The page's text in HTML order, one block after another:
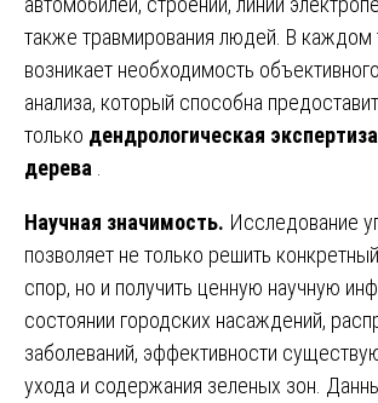
также травмирования людей. В каждом
возникает необходимость
анализа, который способна
только дендрологическая
дерева
Научная значимость. Исследование
позволяет не только решить
спор, но и получить ценную научную
состоянии городских насаждений,
заболеваний, эффективности
ухода и содержания зеленых зон.